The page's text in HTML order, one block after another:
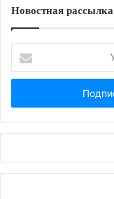
Новостная рассылка
Ваш
Email...